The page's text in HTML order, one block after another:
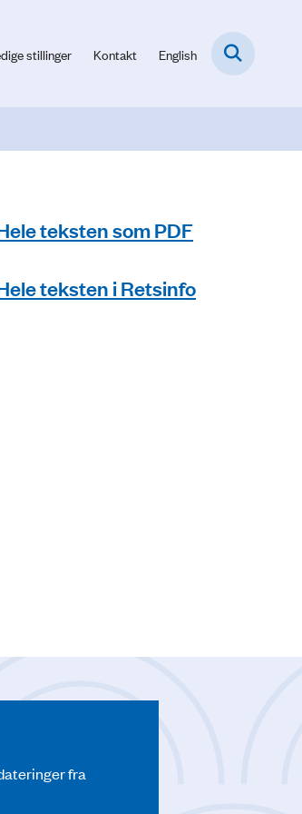
stillinger Kontakt English
teksten som PDF
teksten i Retsinfo
fra